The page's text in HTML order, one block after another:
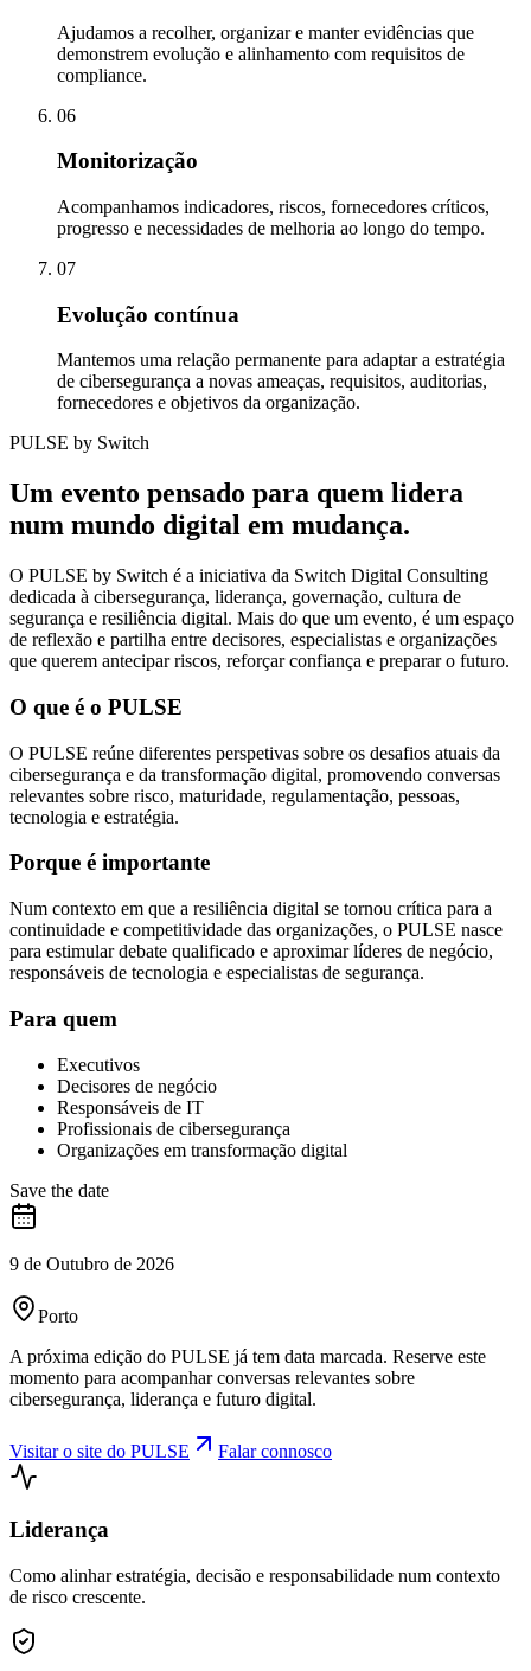
Ajudamos a recolher, organizar e manter evidências que
demonstrem evolução e alinhamento com requisitos de
compliance.
06
Monitorização
Acompanhamos indicadores, riscos, fornecedores críticos,
progresso e necessidades de melhoria ao longo do tempo.
07
Evolução contínua
Mantemos uma relação permanente para adaptar a estratégia
de cibersegurança a novas ameaças, requisitos, auditorias,
fornecedores e objetivos da organização.
PULSE by Switch
Um evento pensado para quem lidera
num mundo digital em mudança.
O PULSE by Switch é a iniciativa da Switch Digital Consulting
dedicada à cibersegurança, liderança, governação, cultura de
segurança e resiliência digital. Mais do que um evento, é um espaço
de reflexão e partilha entre decisores, especialistas e organizações
que querem antecipar riscos, reforçar confiança e preparar o futuro.
O que é o PULSE
O PULSE reúne diferentes perspetivas sobre os desafios atuais da
cibersegurança e da transformação digital, promovendo conversas
relevantes sobre risco, maturidade, regulamentação, pessoas,
tecnologia e estratégia.
Porque é importante
Num contexto em que a resiliência digital se tornou crítica para a
continuidade e competitividade das organizações, o PULSE nasce
para estimular debate qualificado e aproximar líderes de negócio,
responsáveis de tecnologia e especialistas de segurança.
Para quem
Executivos
Decisores de negócio
Responsáveis de IT
Profissionais de cibersegurança
Organizações em transformação digital
Save the date
9 de Outubro de 2026
Porto
A próxima edição do PULSE já tem data marcada. Reserve este
momento para acompanhar conversas relevantes sobre
cibersegurança, liderança e futuro digital.
Visitar o site do PULSE Falar connosco
Liderança
Como alinhar estratégia, decisão e responsabilidade num contexto
de risco crescente.